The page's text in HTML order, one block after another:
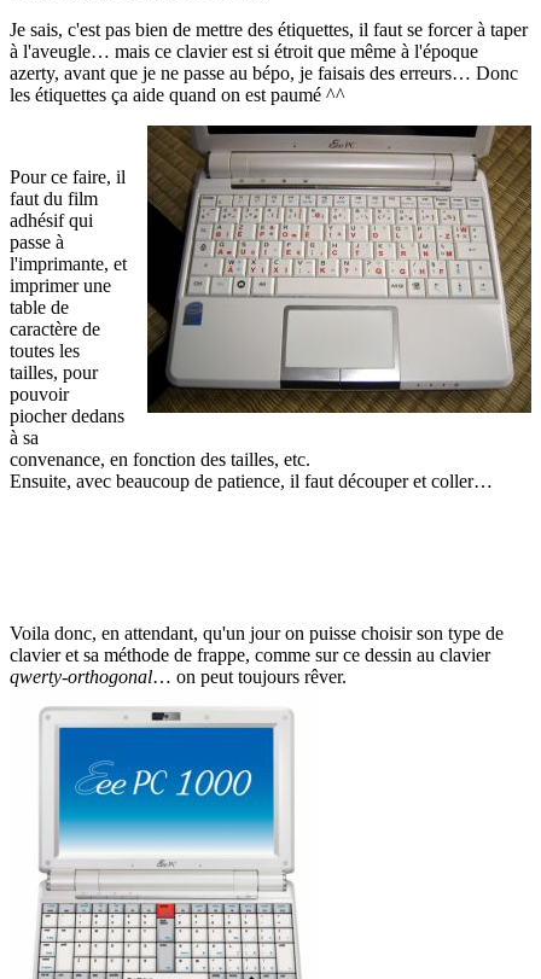
Je sais, c'est pas bien de mettre des étiquettes, il faut se forcer à taper
à l'aveugle… mais ce clavier est si étroit que même à l'époque
azerty, avant que je ne passe au bépo, je faisais des erreurs… Donc
les étiquettes ça aide quand on est paumé ^^
Pour ce faire, il
faut du film
adhésif qui
passe à
l'imprimante, et
imprimer une
table de
caractère de
toutes les
tailles, pour
pouvoir
piocher dedans
à sa
convenance, en fonction des tailles, etc.
Ensuite, avec beaucoup de patience, il faut découper et coller…
Voila donc, en attendant, qu'un jour on puisse choisir son type de
clavier et sa méthode de frappe, comme sur ce dessin au clavier
qwerty-orthogonal… on peut toujours rêver.